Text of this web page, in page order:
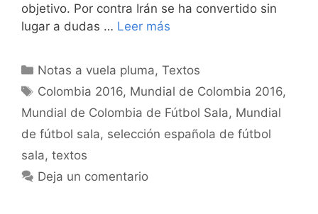
objetivo. Por contra Irán se ha convertido sin
lugar a dudas … Leer más
Categorías
Notas a vuela pluma,Textos
Etiquetas
Colombia 2016, Mundial de Colombia 2016,
Mundial de Colombia de Fútbol Sala, Mundial
de fútbol sala, selección española de fútbol
sala, textos
Deja un comentario